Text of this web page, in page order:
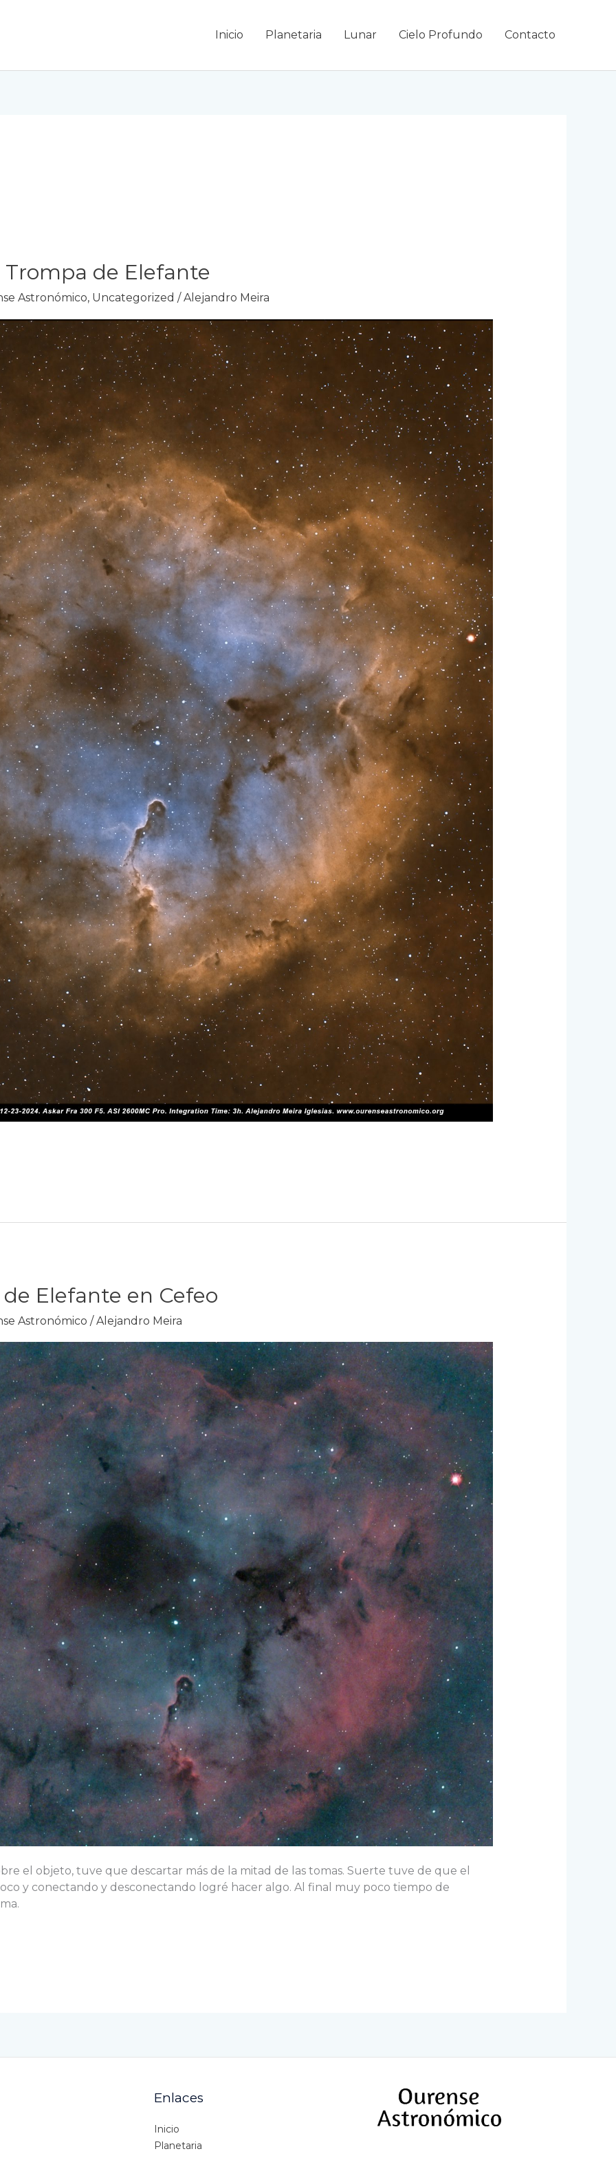
Inicio Planetaria Lunar Cielo Profundo Contacto
Trompa de Elefante
Astronómico, Uncategorized / Alejandro Meira
Elefante en Cefeo
Astronómico /Alejandro Meira
el objeto, tuve que descartar más de la mitad de las tomas. Suerte tuve de que el
y conectando y desconectando logré hacer algo. Al final muy poco tiempo de
Enlaces
Inicio
Planetaria